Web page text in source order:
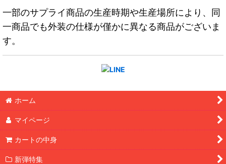
一部のサプライ商品の生産時期や生産場所により、同
一商品でも外装の仕様が僅かに異なる商品がございま
す。
ホーム
マイページ
カートの中身
新弾特集